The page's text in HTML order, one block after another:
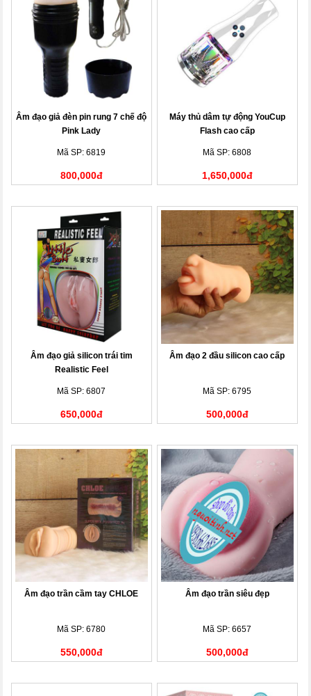
Âm đạo giả đèn pin rung 7 chế độ
Pink Lady
Mã SP: 6819
800,000đ
Máy thủ dâm tự động YouCup
Flash cao cấp
Mã SP: 6808
1,650,000đ
Âm đạo giả silicon trái tim
Realistic Feel
Mã SP: 6807
650,000đ
Âm đạo 2 đầu silicon cao cấp
Mã SP: 6795
500,000đ
Âm đạo trần cầm tay CHLOE
Mã SP: 6780
550,000đ
Âm đạo trần siêu đẹp
Mã SP: 6657
500,000đ